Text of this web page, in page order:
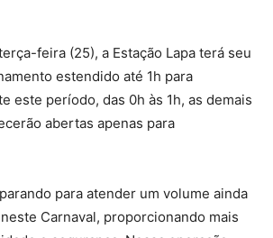
feira (25), a Estação Lapa terá seu
estendido até 1h para
este período, das 0h às 1h, as demais
abertas apenas para
para atender um volume ainda
Carnaval, proporcionando mais